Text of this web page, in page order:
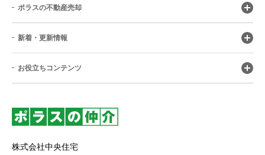
ポラスの不動産売却
新着・更新情報
お役立ちコンテンツ
株式会社中央住宅